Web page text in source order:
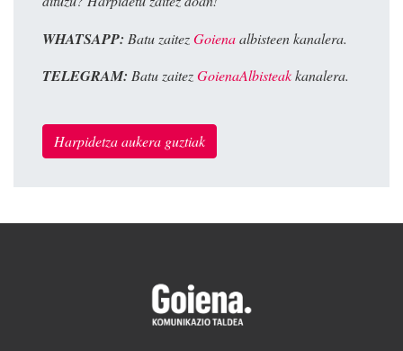
WHATSAPP: Batu zaitezGoienaalbisteen kanalera.
TELEGRAM: Batu zaitezGoienaAlbisteakkanalera.
Harpidetza aukera guztiak